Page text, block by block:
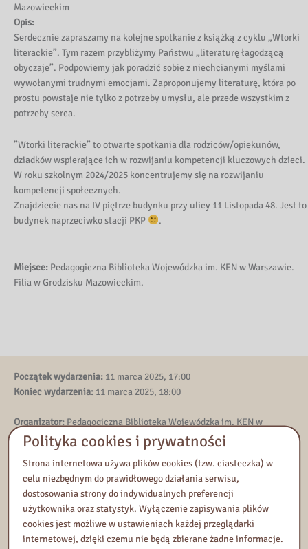
Mazowieckim
Opis:
Serdecznie zapraszamy na kolejne spotkanie z książką z cyklu „Wtorki
literackie”. Tym razem przybliżymy Państwu „literaturę łagodzącą
obyczaje”. Podpowiemy jak poradzić sobie z niechcianymi myślami
wywołanymi trudnymi emocjami. Zaproponujemy literaturę, która po
prostu powstaje nie tylko z potrzeby umysłu, ale przede wszystkim z
potrzeby serca.
”Wtorki literackie” to otwarte spotkania dla rodziców/opiekunów,
dziadków wspierające ich w rozwijaniu kompetencji kluczowych dzieci.
W roku szkolnym 2024/2025 koncentrujemy się na rozwijaniu
kompetencji społecznych.
Znajdziecie nas na IV piętrze budynku przy ulicy 11 Listopada 48. Jest to
budynek naprzeciwko stacji PKP
.
Miejsce: Pedagogiczna Biblioteka Wojewódzka im. KEN w Warszawie.
Filia w Grodzisku Mazowieckim.
Początek wydarzenia: 11 marca 2025, 17:00
Koniec wydarzenia: 11 marca 2025, 18:00
Organizator: Pedagogiczna Biblioteka Wojewódzka im. KEN w
Warszawie. Filia w Grodzisku Mazowieckim.
Prowadząca/y:
Koordynator:Sylwia Bąbik
Kontakt
Tel:(22) 755 57 89
E-mail:pbw.grodzisk@pbw.waw.pl
Polityka cookies i prywatności
Strona internetowa używa plików cookies (tzw. ciasteczka) w
celu niezbędnym do prawidłowego działania serwisu,
dostosowania strony do indywidualnych preferencji
użytkownika oraz statystyk. Wyłączenie zapisywania plików
cookies jest możliwe w ustawieniach każdej przeglądarki
internetowej, dzięki czemu nie będą zbierane żadne informacje.